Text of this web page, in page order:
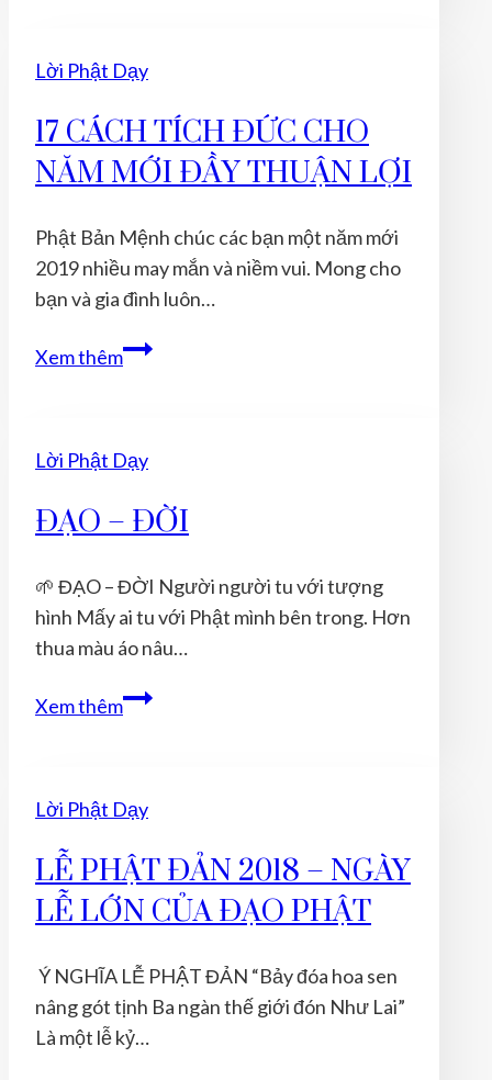
DẠY
CUỘC
SỐNG
CŨNG
PHẢI
HỌC
Lời Phật Dạy
17 CÁCH TÍCH ĐỨC CHO
NĂM MỚI ĐẦY THUẬN LỢI
Phật Bản Mệnh chúc các bạn một năm mới
2019 nhiều may mắn và niềm vui. Mong cho
bạn và gia đình luôn…
Xem thêm17
CHO
NĂM
MỚI
THUẬN
LỢI
Lời Phật Dạy
ĐẠO – ĐỜI
🌱 ĐẠO – ĐỜI Người người tu với tượng
hình Mấy ai tu với Phật mình bên trong. Hơn
thua màu áo nâu…
Xem thêmĐẠO
Lời Phật Dạy
LỄ PHẬT ĐẢN 2018 – NGÀY
LỄ LỚN CỦA ĐẠO PHẬT
Ý NGHĨA LỄ PHẬT ĐẢN “Bảy đóa hoa sen
nâng gót tịnh Ba ngàn thế giới đón Như Lai”
Là một lễ kỷ…